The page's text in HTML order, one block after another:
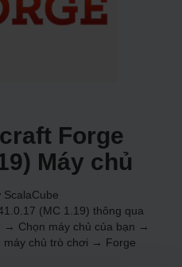
Forge
Máy chủ
ScalaCube
(MC 1.19) thông qua
→ Chọn máy chủ của bạn →
chủ trò chơi → Forge